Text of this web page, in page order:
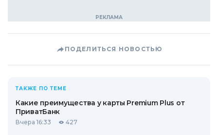
ПОДЕЛИТЬСЯ НОВОСТЬЮ
ТАКЖЕ ПО ТЕМЕ
Какие преимущества у карты Premium Plus от
ПриватБанк
Вчера 16:33 427